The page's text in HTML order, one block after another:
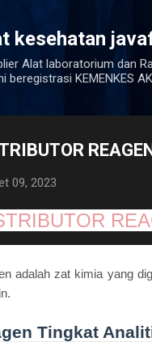
kesehatan
Alat laboratorium dan
beregistrasi KEMENKES
09, 2023
adalah zat kimia yang
Tingkat